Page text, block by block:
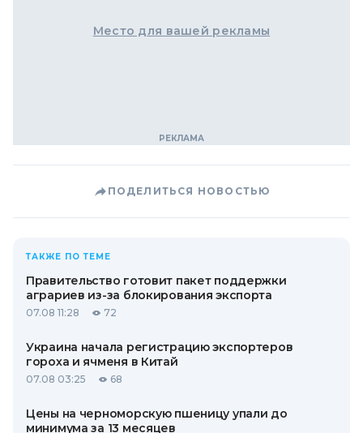
Место для вашей рекламы
ПОДЕЛИТЬСЯ НОВОСТЬЮ
ТАКЖЕ ПО ТЕМЕ
Правительство готовит пакет поддержки
аграриев из-за блокирования экспорта
07.08 11:28 72
Украина начала регистрацию экспортеров
гороха и ячменя в Китай
07.08 03:25 68
Цены на черноморскую пшеницу упали до
минимума за 13 месяцев